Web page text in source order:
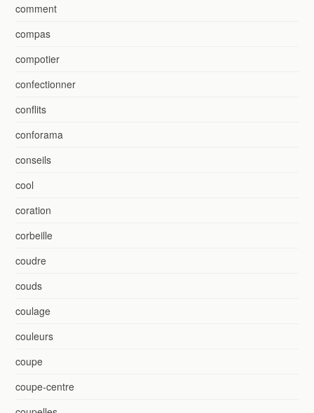
comment
compas
compotier
confectionner
conflits
conforama
conseils
cool
coration
corbeille
coudre
couds
coulage
couleurs
coupe
coupe-centre